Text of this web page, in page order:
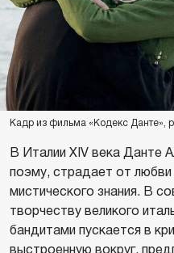
Кадр из фильма «Кодекс
В Италии XIV века Данте
поэму, страдает от
мистического знания. В
творчеству великого
бандитами пускается в
выстроенную вокруг,